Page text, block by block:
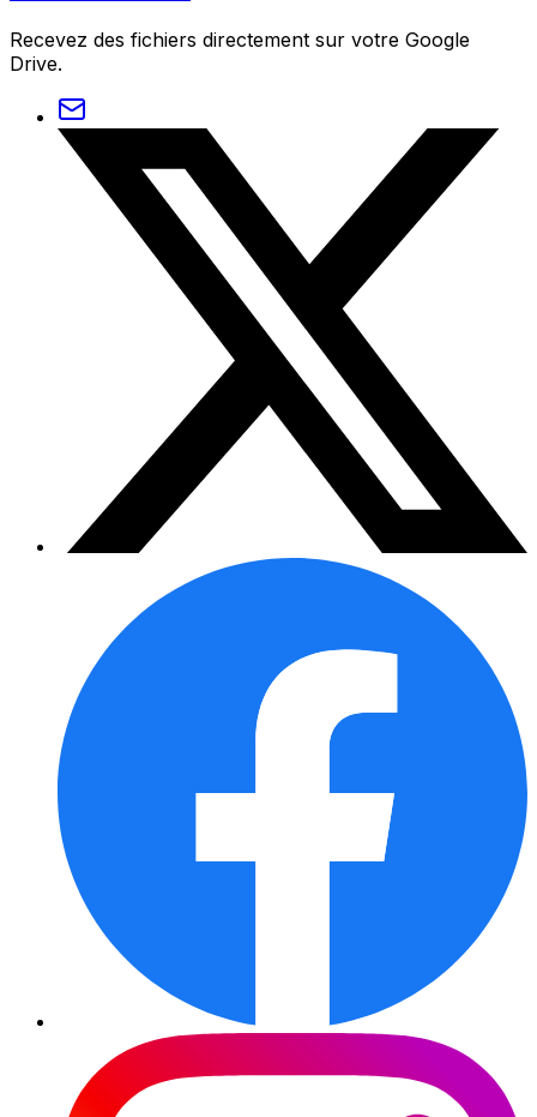
Recevez des fichiers directement sur votre Google
Drive.